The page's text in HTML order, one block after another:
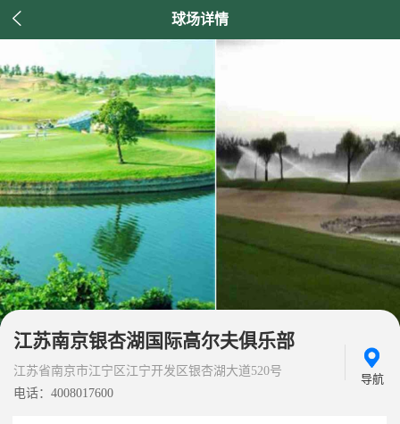
 球场详情
江苏南京银杏湖国际高尔夫俱乐部
江苏省南京市江宁区江宁开发区银杏湖大道520号
电话：4008017600
导航